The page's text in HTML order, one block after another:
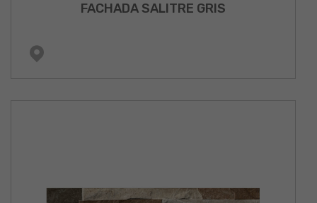
FACHADA SALITRE GRIS